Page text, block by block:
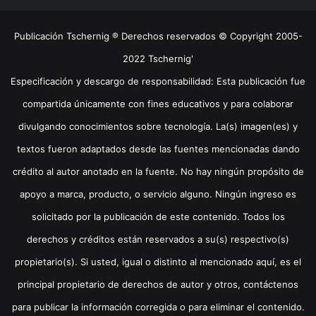
Publicación Tschernig ® Derechos reservados © Copyright 2005-
2022 Tschernig'
Especificación y descargo de responsabilidad: Esta publicación fue
compartida únicamente con fines educativos y para colaborar
divulgando conocimientos sobre tecnología. La(s) imagen(es) y
textos fueron adaptados desde las fuentes mencionadas dando
crédito al autor anotado en la fuente. No hay ningún propósito de
apoyo a marca, producto, o servicio alguno. Ningún ingreso es
solicitado por la publicación de este contenido. Todos los
derechos y créditos están reservados a su(s) respectivo(s)
propietario(s). Si usted, igual o distinto al mencionado aquí, es el
principal propietario de derechos de autor y otros, contáctenos
para publicar la información corregida o para eliminar el contenido.